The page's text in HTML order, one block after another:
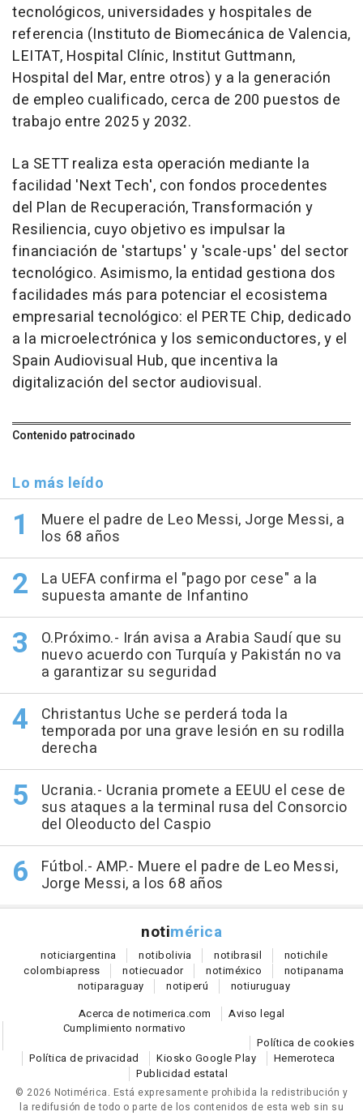
tecnológicos, universidades y hospitales de
referencia (Instituto de Biomecánica de Valencia,
LEITAT, Hospital Clínic, Institut Guttmann,
Hospital del Mar, entre otros) y a la generación
de empleo cualificado, cerca de 200 puestos de
trabajo entre 2025 y 2032.
La SETT realiza esta operación mediante la
facilidad 'Next Tech', con fondos procedentes
del Plan de Recuperación, Transformación y
Resiliencia, cuyo objetivo es impulsar la
financiación de 'startups' y 'scale-ups' del sector
tecnológico. Asimismo, la entidad gestiona dos
facilidades más para potenciar el ecosistema
empresarial tecnológico: el PERTE Chip, dedicado
a la microelectrónica y los semiconductores, y el
Spain Audiovisual Hub, que incentiva la
digitalización del sector audiovisual.
Contenido patrocinado
Lo más leído
Muere el padre de Leo Messi, Jorge Messi, a
los 68 años
La UEFA confirma el "pago por cese" a la
supuesta amante de Infantino
O.Próximo.- Irán avisa a Arabia Saudí que su
nuevo acuerdo con Turquía y Pakistán no va
a garantizar su seguridad
Christantus Uche se perderá toda la
temporada por una grave lesión en su rodilla
derecha
Ucrania.- Ucrania promete a EEUU el cese de
sus ataques a la terminal rusa del Consorcio
del Oleoducto del Caspio
Fútbol.- AMP.- Muere el padre de Leo Messi,
Jorge Messi, a los 68 años
notimérica
noticiargentina notibolivia notibrasil notichile
colombiapress notiecuador notiméxico notipanama
notiparaguay notiperú notiuruguay
Acerca de notimerica.com
Aviso legal
Cumplimiento normativo
Política de cookies
Política de privacidad
Kiosko Google Play
Hemeroteca
Publicidad estatal
© 2026 Notimérica. Está expresamente prohibida la redistribución y
la redifusión de todo o parte de los contenidos de esta web sin su